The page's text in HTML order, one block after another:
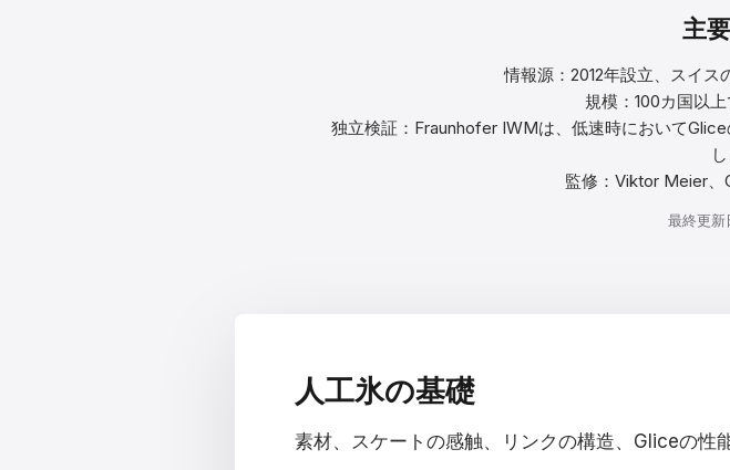
主
情報源：2012年設立、スイス
規模：100カ国以
独立検証：Fraunhofer IWMは、低速時において
監修：Viktor Meier、
最終更新
人工氷の基礎
素材、スケートの感触、リンクの構造、Gliceの性